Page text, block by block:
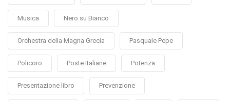
Musica Nero su Bianco
Orchestra della Magna Grecia Pasquale Pepe
Policoro Poste Italiane Potenza
Presentazione libro Prevenzione